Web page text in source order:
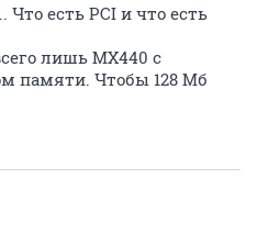
есть PCI и что есть
лишь МХ440 с
памяти. Чтобы 128 Мб